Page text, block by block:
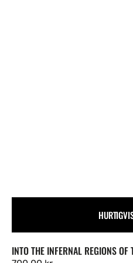
Vendor:
INTO THE INFERNAL REGIONS OF